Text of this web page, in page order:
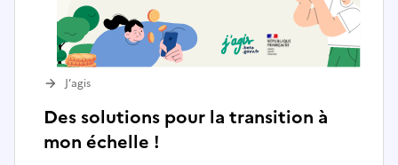
Des solutions pour la transition à
mon échelle !
J’agis